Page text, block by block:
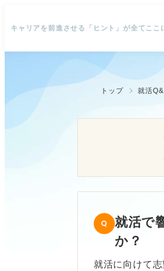
キャリアを前進させる「ヒント」が全てここ
トップ 就活
就活で
か？
就活に向けて